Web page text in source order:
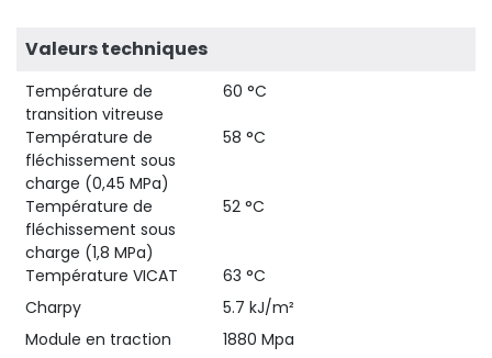
Valeurs techniques
Température de
transition vitreuse
60 °C
Température de
fléchissement sous
charge (0,45 MPa)
58 °C
Température de
fléchissement sous
charge (1,8 MPa)
52 °C
Température VICAT
63 °C
Charpy
5.7 kJ/m²
Module en traction
1880 Mpa